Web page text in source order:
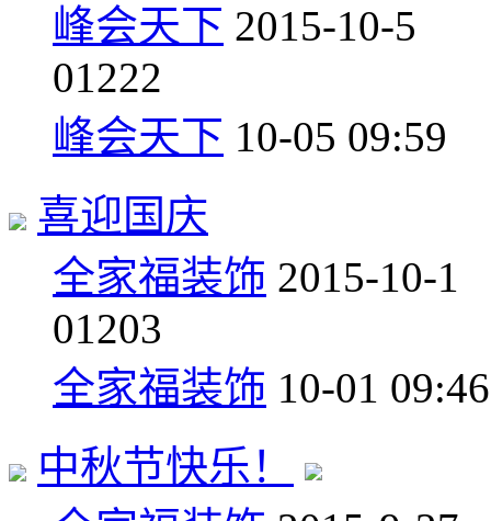
峰会天下 2015-10-5
01222
峰会天下 10-05 09:59
喜迎国庆
全家福装饰 2015-10-1
01203
全家福装饰 10-01 09:46
中秋节快乐！